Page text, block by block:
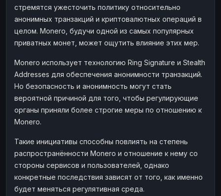
стремятся ужесточить политику относительно
анонимных транзакций и криптовалютных операций в
целом. Monero, будучи одной из самых популярных
приватных монет, может ощутить влияние этих мер.
Monero использует технологию Ring Signature и Stealth
Addresses для обеспечения анонимности транзакций.
Но безопасность и анонимность могут стать
вероятной причиной для того, чтобы регулирующие
органы приняли более строгие меры по отношению к
Monero.
Такие инициативы способны повлиять на степень
распространённости Monero и отношение к нему со
стороны сервисов и пользователей, однако
конкретные последствия зависят от того, как именно
будет меняться регулятивная среда.